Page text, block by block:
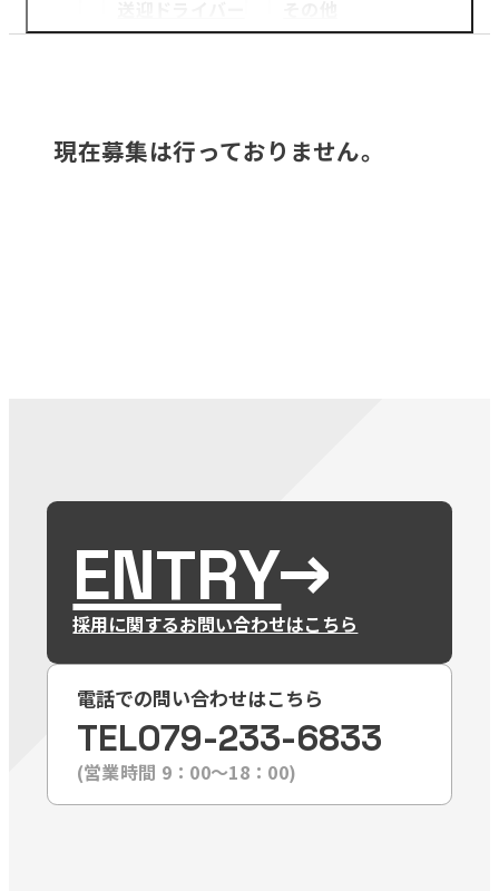
現在募集は行っておりません。
ENTRY
採用に関するお問い合わせはこちら
電話での問い合わせはこちら
TEL079-233-6833
(営業時間 9：00〜18：00)